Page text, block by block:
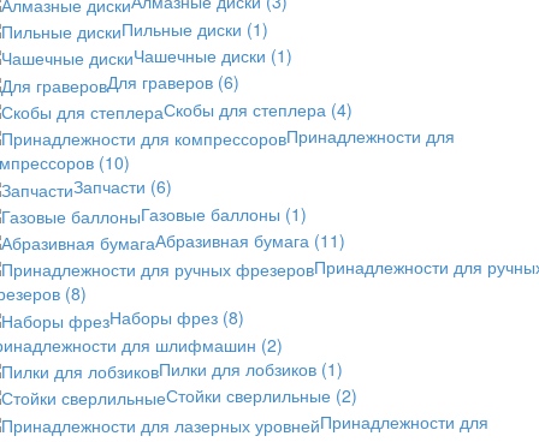
Пильные диски (1)
Чашечные диски (1)
Для граверов (6)
Скобы для степлера (4)
Принадлежности для
(10)
Запчасти (6)
Газовые баллоны (1)
Абразивная бумага (11)
Принадлежности для
(8)
Наборы фрез (8)
для шлифмашин (2)
Пилки для лобзиков (1)
Стойки сверлильные (2)
Принадлежности для